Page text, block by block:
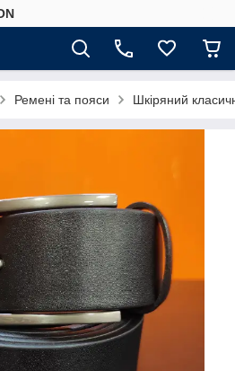
Ремені та пояси Шкіряний